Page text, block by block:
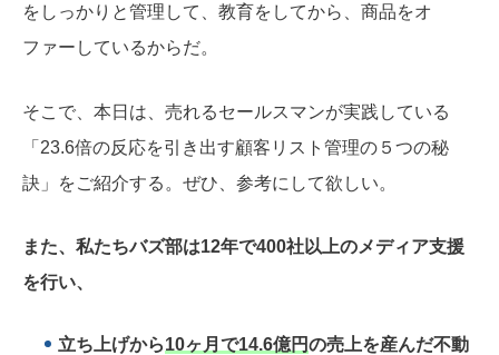
をしっかりと管理して、教育をしてから、商品をオ
ファーしているからだ。
そこで、本日は、売れるセールスマンが実践している
「23.6倍の反応を引き出す顧客リスト管理の５つの秘
訣」をご紹介する。ぜひ、参考にして欲しい。
また、私たちバズ部は12年で400社以上のメディア支援
を行い、
立ち上げから10ヶ月で14.6億円の売上を産んだ不動